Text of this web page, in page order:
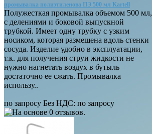
промывалка полиэтиленова ПЭ 500 мл Kartell
Полужесткая промывалка объемом 500 мл,
с делениями и боковой выпускной
трубкой. Имеет одну трубку с узким
носиком, которая размещена вдоль стенки
сосуда. Изделие удобно в эксплуатации,
т.к. для получения струи жидкости не
нужно нагнетать воздух в бутыль –
достаточно ее сжать. Промывалка
использу..
по запросу Без НДС: по запросу